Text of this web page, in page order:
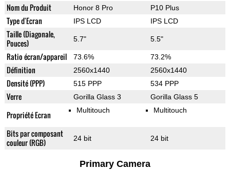
Nom du Produit Honor 8 Pro P10 Plus
Type d'Ecran IPS LCD IPS LCD
Taille (Diagonale,
Pouces)
5.7" 5.5"
Ratio écran/appareil 73.6% 73.2%
Définition 2560x1440 2560x1440
Densité (PPP) 515 PPP 534 PPP
Verre Gorilla Glass 3 Gorilla Glass 5
Propriété Ecran Multitouch Multitouch
Bits par composant
couleur (RGB)
24 bit 24 bit
Primary Camera